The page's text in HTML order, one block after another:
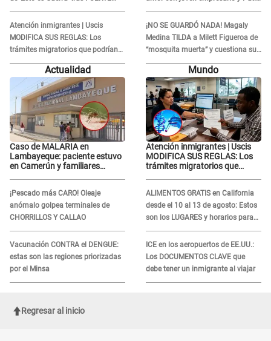
ENFRENTAMIENTO con Gabriel
Moisés: “Gracias”
Atención inmigrantes | Uscis
MODIFICA SUS REGLAS: Los
trámites migratorios que podrían
necesitar tu prueba de ADN
Lorena la ECHA en VIVO
¡NO SE GUARDÓ NADA! Magaly
Medina TILDA a Milett Figueroa de
“mosquita muerta” y cuestiona su
RECONCILIACIÓN con Marcelo
Tinelli en TV argentina
Actualidad
Caso de MALARIA en
Lambayeque: paciente estuvo
en Camerún y familiares
¡Pescado más CARO! Oleaje
anómalo golpea terminales de
CHORRILLOS Y CALLAO
Vacunación CONTRA el DENGUE:
estas son las regiones priorizadas
por el Minsa
Mundo
Atención inmigrantes | Uscis
MODIFICA SUS REGLAS: Los
trámites migratorios que
ALIMENTOS GRATIS en California
desde el 10 al 13 de agosto: Estos
son los LUGARES y horarios para
recibir la ayuda
ICE en los aeropuertos de EE.UU.:
Los DOCUMENTOS CLAVE que
debe tener un inmigrante al viajar
Regresar al inicio